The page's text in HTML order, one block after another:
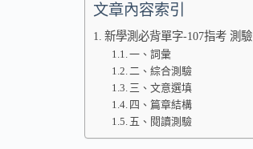
文章內容索引
新學測必背單字-107指考 測驗
一、詞彙
二、綜合測驗
三、文意選填
四、篇章結構
五、閱讀測驗